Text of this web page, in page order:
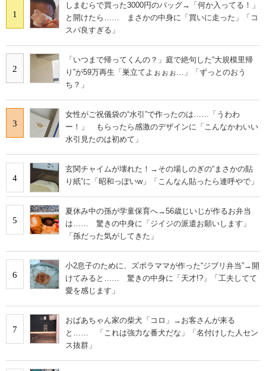
1
しまむらで買った3000円のバッグ→「何か入ってる！」
と開けたら…… まさかの中身に「買いに走った」「コ
スパ良すぎる」
2
「いつまで帰ってくんの？」庭で絶句した“大規模里帰
り”が59万再生「巣立てよぉぉぉ…」「ずっとのおう
ち？」
3
女性がご祝儀袋の“水引”で作ったのは……「うわわ
ー！」 もらったら感激のデザインに「こんなかわいい
水引見たのは初めて」
4
玄関チャイムが壊れた！→その場しのぎの“まさかの貼
り紙”に「昭和っぽいw」「こんなん貼ったら連呼やで」
5
夏休み中の孫が学童保育へ→56歳じいじが作るお弁当
は…… 驚きの中身に「ジイジの派遣お願いします」
「孫だった気がしてきた」
6
小2息子のために、ズボラママが作った“ジブリ弁当”→開
けてみると…… 驚きの中身に「天才!?」「工夫してて
愛を感じます」
7
おばあちゃん家の柴犬「コロ」→お客さんが来る
と…… 「これは強力な番犬だな」「名付けした人セン
ス抜群」